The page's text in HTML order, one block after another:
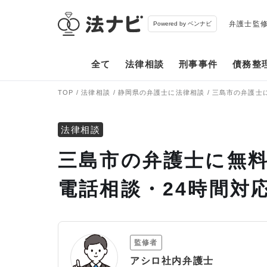
Powered by ベンナビ 弁護士監
全て 法律相談 刑事事件 債務整
TOP 法律相談 静岡県の弁護士に法律相談 三島市の弁護士
法律相談
三島市の弁護士に無
電話相談・24時間対
監修者
アシロ社内弁護士